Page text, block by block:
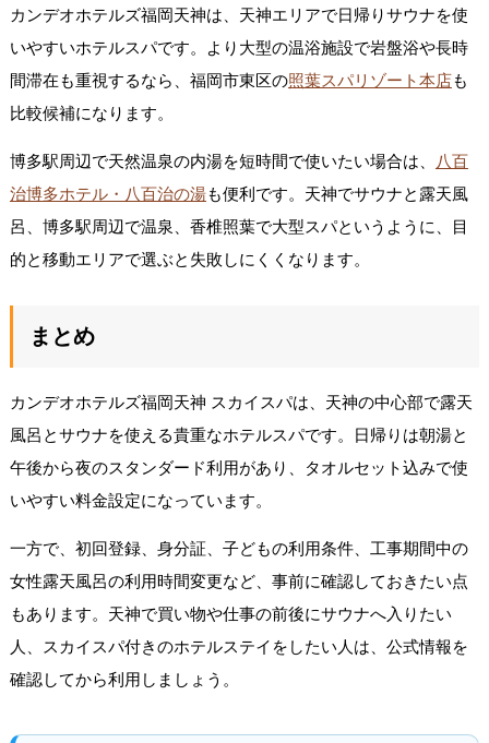
カンデオホテルズ福岡天神は、天神エリアで日帰りサウナを使
いやすいホテルスパです。より大型の温浴施設で岩盤浴や長時
間滞在も重視するなら、福岡市東区の照葉スパリゾート本店も
比較候補になります。
博多駅周辺で天然温泉の内湯を短時間で使いたい場合は、
八百
治博多ホテル・八百治の湯も便利です。天神でサウナと露天風
呂、博多駅周辺で温泉、香椎照葉で大型スパというように、目
的と移動エリアで選ぶと失敗しにくくなります。
まとめ
カンデオホテルズ福岡天神 スカイスパは、天神の中心部で露天
風呂とサウナを使える貴重なホテルスパです。日帰りは朝湯と
午後から夜のスタンダード利用があり、タオルセット込みで使
いやすい料金設定になっています。
一方で、初回登録、身分証、子どもの利用条件、工事期間中の
女性露天風呂の利用時間変更など、事前に確認しておきたい点
もあります。天神で買い物や仕事の前後にサウナへ入りたい
人、スカイスパ付きのホテルステイをしたい人は、公式情報を
確認してから利用しましょう。